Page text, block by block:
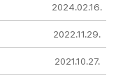
2024.02.16.
2022.11.29.
2021.10.27.